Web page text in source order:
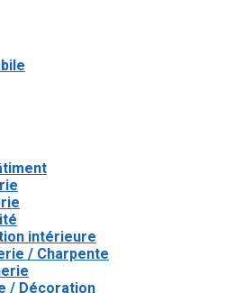
intérieure
/ Charpente
/ Décoration